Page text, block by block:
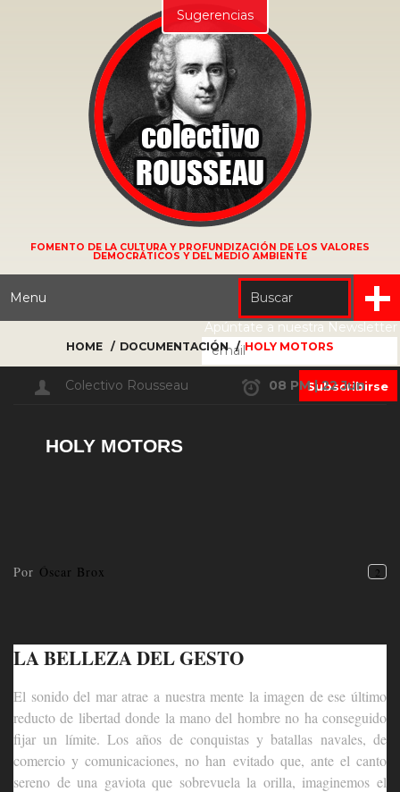
FOMENTO DE LA CULTURA Y PROFUNDIZACIÓN DE LOS VALORES
DEMOCRÁTICOS Y DEL MEDIO AMBIENTE
Menu
Apúntate a nuestra Newsletter
HOME DOCUMENTACIÓN HOLY MOTORS
Colectivo Rousseau 08 PM | 22 Jun
HOLY MOTORS
Por Óscar Brox 2
LA BELLEZA DEL GESTO
El sonido del mar atrae a nuestra mente la imagen de ese último
reducto de libertad donde la mano del hombre no ha conseguido
fijar un límite. Los años de conquistas y batallas navales, de
comercio y comunicaciones, no han evitado que, ante el canto
sereno de una gaviota que sobrevuela la orilla, imaginemos el
Sugerencias